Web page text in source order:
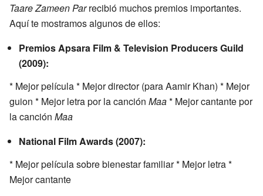
Taare Zameen Parrecibió muchos premios importantes.
Aquí te mostramos algunos de ellos:
Premios Apsara Film & Television Producers Guild
(2009):
* Mejor película * Mejor director (para Aamir Khan) * Mejor
guion * Mejor letra por la canción Maa* Mejor cantante por
la canción Maa
National Film Awards (2007):
* Mejor película sobre bienestar familiar * Mejor letra *
Mejor cantante